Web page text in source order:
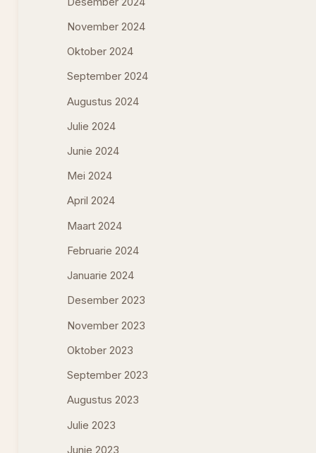
November 2024
Oktober 2024
September 2024
Augustus 2024
Julie 2024
Junie 2024
Mei 2024
April 2024
Maart 2024
Februarie 2024
Januarie 2024
Desember 2023
November 2023
Oktober 2023
September 2023
Augustus 2023
Julie 2023
Junie 2023